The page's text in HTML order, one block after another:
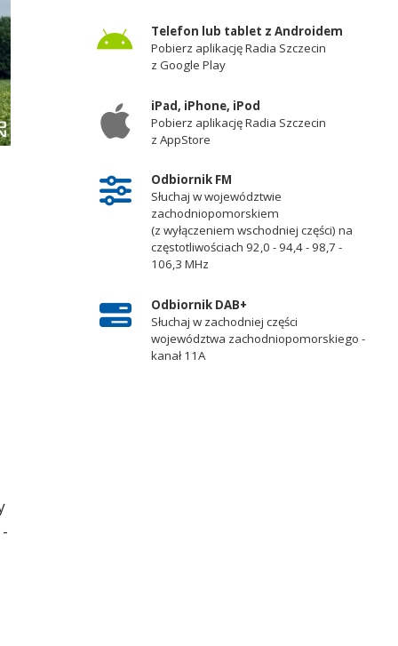
Telefon lub tablet z Androidem
Pobierz aplikację Radia Szczecin
z Google Play
iPad, iPhone, iPod
Pobierz aplikację Radia Szczecin
z AppStore
Odbiornik FM
Słuchaj w województwie
zachodniopomorskiem
(z wyłączeniem wschodniej części) na
częstotliwościach 92,0 - 94,4 - 98,7 -
106,3 MHz
Odbiornik DAB+
Słuchaj w zachodniej części
województwa zachodniopomorskiego -
kanał 11A